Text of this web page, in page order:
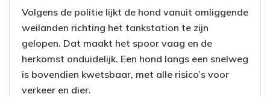
Volgens de politie lijkt de hond vanuit omliggende
weilanden richting het tankstation te zijn
gelopen. Dat maakt het spoor vaag en de
herkomst onduidelijk. Een hond langs een snelweg
is bovendien kwetsbaar, met alle risico’s voor
verkeer en dier.